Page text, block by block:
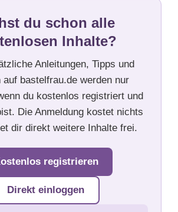
du schon alle
Inhalte?
Anleitungen, Tipps und
auf bastelfrau.de werden nur
du kostenlos registriert und
Die Anmeldung kostet nichts
dir direkt weitere Inhalte frei.
registrieren
Direkt einloggen